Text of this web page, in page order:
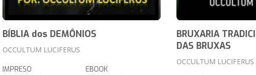
BÍBLIA dos DEMÔNIOS
OCCULTUM LUCIFERUS
IMPRESO EBOOK
BRUXARIA
DAS BRUXAS
OCCULTUM LUCIFERUS